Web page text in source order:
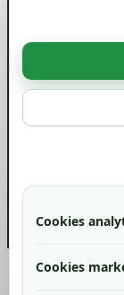
Cookies
Cookies
Politique de
Votre